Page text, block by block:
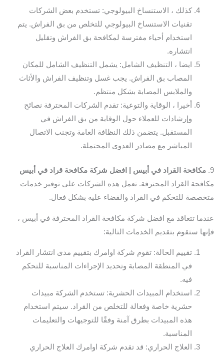
كذلك ، الاستنساخ البيولوجي: تستخدم بعض الشركات
تقنيات الاستنساخ البيولوجي للتخلص من بق الفراش. يتم
استخدام أحياء مفترسة لمكافحة بق الفراش وتقليل
انتشاره.
ايضا ، التنظيف الشامل: يشمل التنظيف الشامل للمكان
المصاب بق الفراش. يجب غسل وتنظيف الفراش والأثاث
والملابس المصابة بشكل منتظم.
أخيرا ، الوقاية والتوعية: تقدم الشركات المحترفة نصائح
وإرشادات للعملاء حول الوقاية من بق الفراش في
المستقبل. يتضمن ذلك النظافة العامة وتجنب الاتصال
المباشر مع مصادر العدوى المحتملة.
9. مكافحة القراد في أبيس | افضل شركة مكافحة قراد في أبيس
مكافحة القراد المحترفة. تعمل هذه الشركات على توفير خدمات
متخصصة للتحكم في القراد والقضاء عليه بشكل فعال.
عندما تتعاقد مع افضل شركة مكافحة القراد المحترفة في أبيس ،
فإنها ستقوم بتقديم الخدمات التالية:
تقييم الحالة: تقوم شركة اوامرك بتقييم مدى انتشار القراد
في المنطقة المصابة وتحديد الإجراءات المناسبة للتحكم
فيه.
استخدام المبيدات الحشرية: تستخدم الشركة مبيدات
حشرية خاصة وفعالة للتخلص من القراد. سيتم استخدام
هذه المبيدات بطرق آمنة وفقًا للتوجيهات والتعليمات
المناسبة.
العلاج الحراري: قد تقدم شركة اوامرك العلاج الحراري